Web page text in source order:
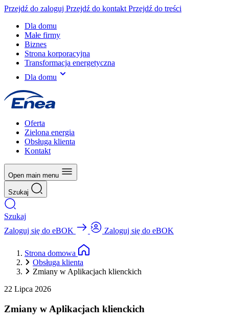
Przejdź do zaloguj Przejdź do kontakt Przejdź do treści
Dla domu
Małe firmy
Biznes
Strona korporacyjna
Transformacja energetyczna
Dla domu
Oferta
Zielona energia
Obsługa klienta
Kontakt
Open main menu
Szukaj
Szukaj
Zaloguj się do eBOK
Zaloguj się do eBOK
Strona domowa
Obsługa klienta
Zmiany w Aplikacjach klienckich
22 Lipca 2026
Zmiany w Aplikacjach klienckich